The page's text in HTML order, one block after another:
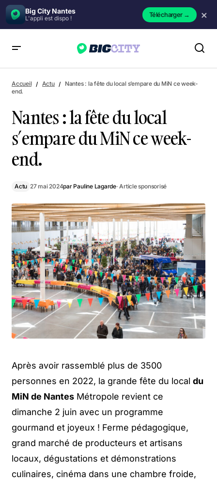
Big City Nantes
L'appli est dispo ! Télécharger→ ×
Accueil Actu
Nantes : la fête du local s’empare du MiN ce week-
end.
Nantes : la fête du local
s’empare du MiN ce week-
end.
Actu 27 mai 2024par Pauline Lagarde· Article sponsorisé
Après avoir rassemblé plus de 3500
personnes en 2022, la grande fête du local du
MiN de Nantes Métropole revient ce
dimanche 2 juin avec un programme
gourmand et joyeux ! Ferme pédagogique,
grand marché de producteurs et artisans
locaux, dégustations et démonstrations
culinaires, cinéma dans une chambre froide,